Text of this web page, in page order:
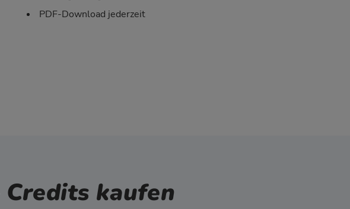
PDF-Download jederzeit
Credits kaufen